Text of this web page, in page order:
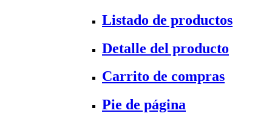
Listado de productos
Detalle del producto
Carrito de compras
Pie de página